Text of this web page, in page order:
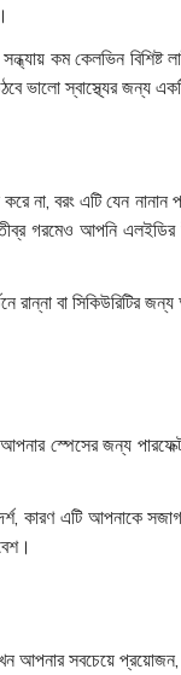
কম কেলভিন বিশিষ্ট
ভালো স্বাস্থ্যের জন্য
না, বরং এটি যেন নানান
গরমেও আপনি এলইডির
রান্না বা
স্পেসের জন্য
কারণ এটি আপনাকে
যখন আপনার সবচেয়ে